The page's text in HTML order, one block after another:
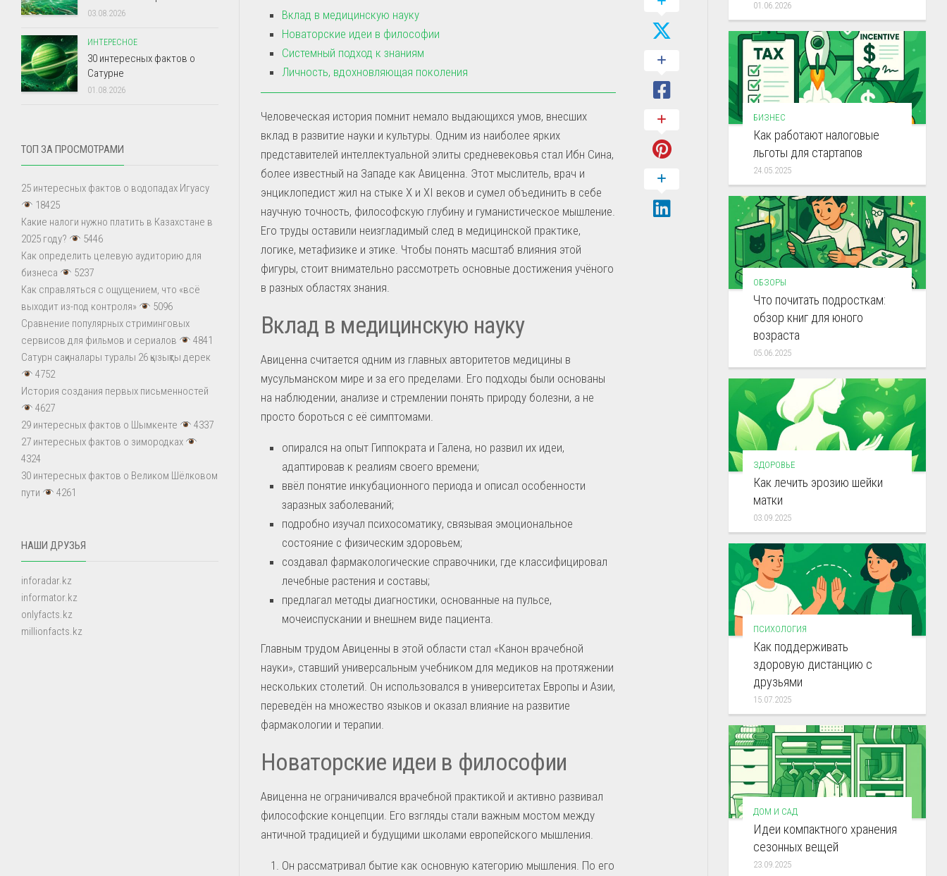
Вклад в медицинскую науку
Новаторские идеи в философии
Системный подход к знаниям
Личность, вдохновляющая поколения
Человеческая история помнит немало выдающихся умов, внесших
вклад в развитие науки и культуры. Одним из наиболее ярких
представителей интеллектуальной элиты средневековья стал Ибн Сина,
более известный на Западе как Авиценна. Этот мыслитель, врач и
энциклопедист жил на стыке Х и XI веков и сумел объединить в себе
научную точность, философскую глубину и гуманистическое мышление.
Его труды оставили неизгладимый след в медицинской практике,
логике, метафизике и этике. Чтобы понять масштаб влияния этой
фигуры, стоит внимательно рассмотреть основные достижения учёного
в разных областях знания.
Вклад в медицинскую науку
Авиценна считается одним из главных авторитетов медицины в
мусульманском мире и за его пределами. Его подходы были основаны
на наблюдении, анализе и стремлении понять природу болезни, а не
просто бороться с её симптомами.
опирался на опыт Гиппократа и Галена, но развил их идеи,
адаптировав к реалиям своего времени;
ввёл понятие инкубационного периода и описал особенности
заразных заболеваний;
подробно изучал психосоматику, связывая эмоциональное
состояние с физическим здоровьем;
создавал фармакологические справочники, где классифицировал
лечебные растения и составы;
предлагал методы диагностики, основанные на пульсе,
мочеиспускании и внешнем виде пациента.
Главным трудом Авиценны в этой области стал «Канон врачебной
науки», ставший универсальным учебником для медиков на протяжении
нескольких столетий. Он использовался в университетах Европы и Азии,
переведён на множество языков и оказал влияние на развитие
фармакологии и терапии.
Новаторские идеи в философии
Авиценна не ограничивался врачебной практикой и активно развивал
философские концепции. Его взгляды стали важным мостом между
античной традицией и будущими школами европейского мышления.
Он рассматривал бытие как основную категорию мышления. По его
03.08.2026
ИНТЕРЕСНОЕ
30 интересных фактов о
Сатурне
01.08.2026
ТОП ЗА ПРОСМОТРАМИ
25 интересных фактов о водопадах Игуасу
18425
Какие налоги нужно платить в Казахстане в
2025 году?
5446
Как определить целевую аудиторию для
бизнеса
5237
Как справляться с ощущением, что «всё
выходит из-под контроля»
5096
Сравнение популярных стриминговых
сервисов для фильмов и сериалов
4841
Сатурн сақиналары туралы 26 қызықты дерек
4752
История создания первых письменностей
4627
29 интересных фактов о Шымкенте
4337
27 интересных фактов о зимородках
4324
30 интересных фактов о Великом Шёлковом
пути
4261
НАШИ ДРУЗЬЯ
inforadar.kz
informator.kz
onlyfacts.kz
millionfacts.kz
01.06.2026
БИЗНЕС
Как работают налоговые
льготы для стартапов
24.05.2025
ОБЗОРЫ
Что почитать подросткам:
обзор книг для юного
возраста
05.06.2025
ЗДОРОВЬЕ
Как лечить эрозию шейки
матки
03.09.2025
ПСИХОЛОГИЯ
Как поддерживать
здоровую дистанцию с
друзьями
15.07.2025
ДОМ И САД
Идеи компактного хранения
сезонных вещей
23.09.2025